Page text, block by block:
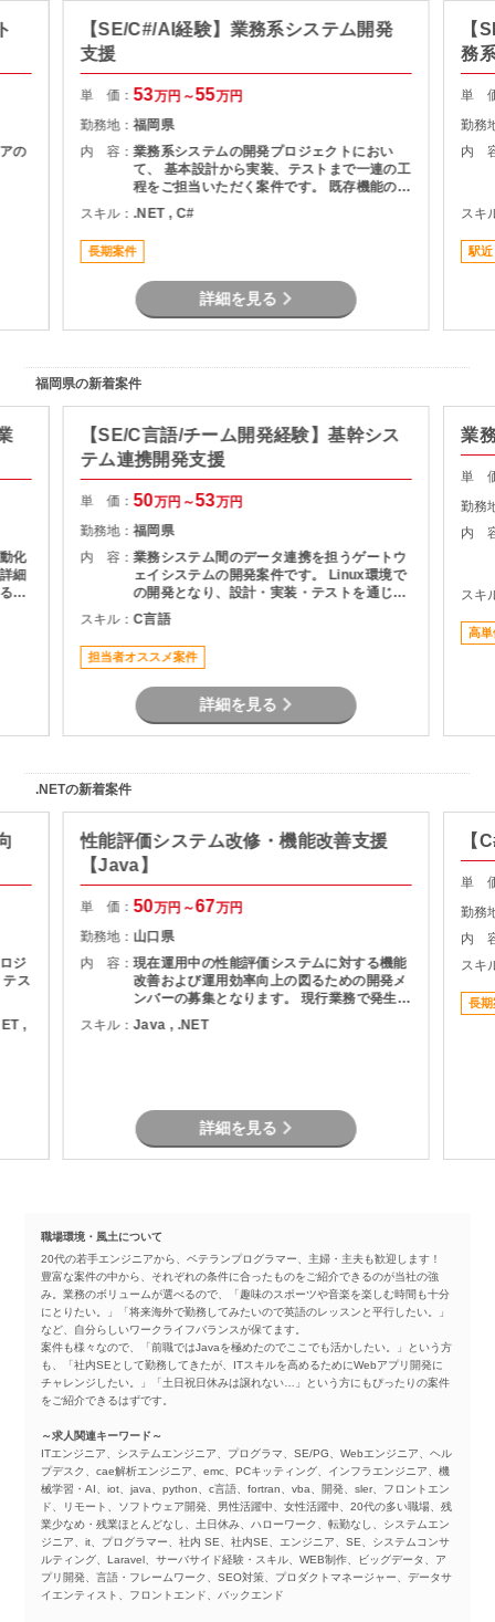
の
【SE/C#/AI経験】業務系システム開発
支援
単 価：53万円～55万円
勤務地：福岡県
内 容：業務系システムの開発プロジェクトにおい
て、 基本設計から実装、テストまで一連の工
程をご担当いただく案件です。 既存機能の改
修および追加開発を行いながら、チーム体制
の中で開発業務を進めていただきます。
スキル： .NET , C#
長期案件
詳細を見る
【
務
単
勤務
内
スキ
駅近
福岡県の新着案件
化
細
こ
【SE/C言語/チーム開発経験】基幹シス
テム連携開発支援
単 価：50万円～53万円
勤務地：福岡県
内 容：業務システム間のデータ連携を担うゲートウ
ェイシステムの開発案件です。 Linux環境で
の開発となり、設計・実装・テストを通じて
システムの安定稼働を支える役割を担当いた
だきます。 長期案件のため、腰を据えて開発
に携わりたい方におすすめです。
スキル：C言語
担当者オススメ案件
詳細を見る
業
単
勤務
内
スキ
高単
.NETの新着案件
ジ
ス
,
性能評価システム改修・機能改善支援
【Java】
単 価：50万円～67万円
勤務地： 山口県
内 容：現在運用中の性能評価システムに対する機能
改善および運用効率向上の図るための開発メ
ンバーの募集となります。 現行業務で発生し
ている課題を整理し、機能追加を実現しま
す。
スキル：Java , .NET
詳細を見る
【
単
勤務
内
スキ
長期
職場環境・風土について
20代の若手エンジニアから、ベテランプログラマー、主婦・主夫も歓迎します！
豊富な案件の中から、それぞれの条件に合ったものをご紹介できるのが当社の強
み。業務のボリュームが選べるので、「趣味のスポーツや音楽を楽しむ時間も十分
にとりたい。」「将来海外で勤務してみたいので英語のレッスンと平行したい。」
など、自分らしいワークライフバランスが保てます。
案件も様々なので、「前職ではJavaを極めたのでここでも活かしたい。」という方
も、「社内SEとして勤務してきたが、ITスキルを高めるためにWebアプリ開発に
チャレンジしたい。」「土日祝日休みは譲れない…」という方にもぴったりの案件
をご紹介できるはずです。
～求人関連キーワード～
ITエンジニア、システムエンジニア、プログラマ、SE/PG、Webエンジニア、ヘル
プデスク、cae解析エンジニア、emc、PCキッティング、インフラエンジニア、機
械学習・AI、iot、java、python、c言語、fortran、vba、開発、sler、フロントエン
ド、リモート、ソフトウェア開発、男性活躍中、女性活躍中、20代の多い職場、残
業少なめ・残業ほとんどなし、土日休み、ハローワーク、転勤なし、システムエン
ジニア、it、プログラマー、社内 SE、社内SE、エンジニア、SE、システムコンサ
ルティング、Laravel、サーバサイド経験・スキル、WEB制作、ビッグデータ、ア
プリ開発、言語・フレームワーク、SEO対策、プロダクトマネージャー、データサ
イエンティスト、フロントエンド、バックエンド